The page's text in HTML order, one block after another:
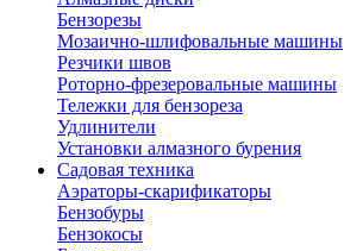
Бензорезы
Мозаично-шлифовальные машины
Резчики швов
Роторно-фрезеровальные машины
Тележки для бензореза
Удлинители
Установки алмазного бурения
Садовая техника
Аэраторы-скарификаторы
Бензобуры
Бензокосы